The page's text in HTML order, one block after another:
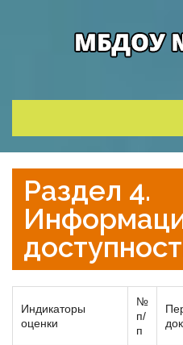
Деятельность
Родителям
Учитель года
Раздел 4.
Индикаторы
оценки
№
п/
п